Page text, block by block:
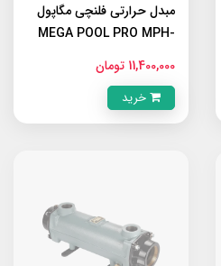
مبدل حرارتی فلنچی مگاپول
MEGA POOL PRO MPH-
11,400,000 تومان
خرید